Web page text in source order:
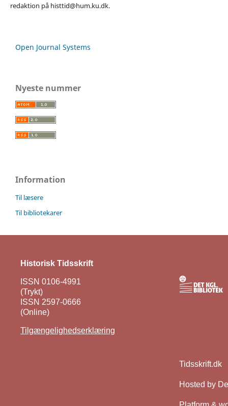
redaktion på histtid@hum.ku.dk.
Open Journal Systems
Nyeste nummer
Information
Til læsere
Til bibliotekarer
Historisk Tidsskrift
ISSN 0106-4991
(Trykt)
ISSN 2597-0666
(Online)
Tilgængelighedserklæring